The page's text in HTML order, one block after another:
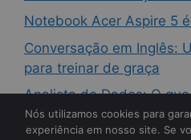
Notebook Acer Aspire 5
Conversação em Inglês:
para treinar de graça
Analista de Dados: O
Nós utilizamos cookies para
experiência em nosso site. Se